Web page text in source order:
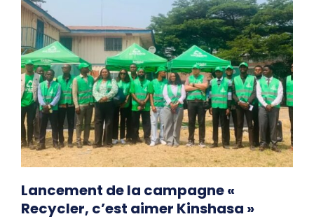
Lancement de la campagne «
Recycler, c’est aimer Kinshasa »